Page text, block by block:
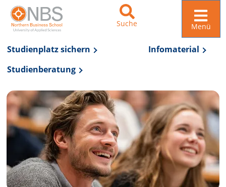
Zur Navigation springen
Zum Inhalt springen
Suche Menü
Studienplatz sichern
Infomaterial
Studienberatung